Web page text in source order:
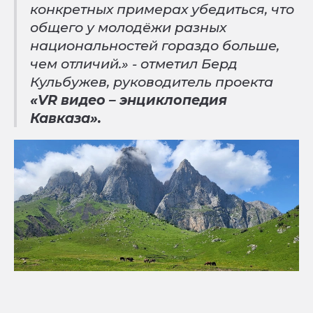
конкретных примерах убедиться, что
общего у молодёжи разных
национальностей гораздо больше,
чем отличий.» - отметил Берд
Кульбужев, руководитель проекта
«VR видео – энциклопедия
Кавказа».